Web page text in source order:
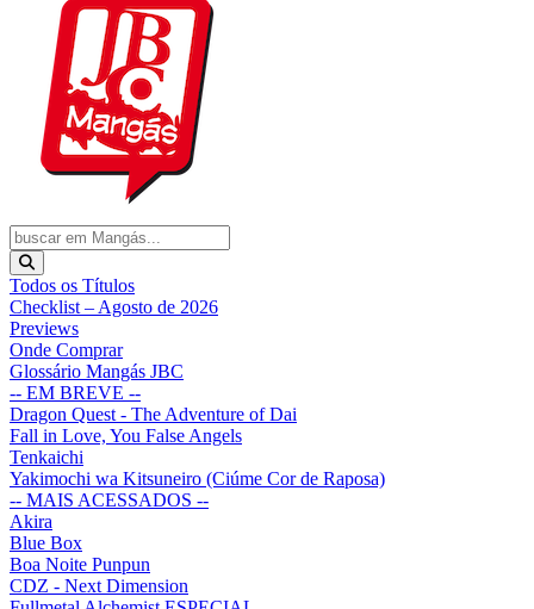
Todos os Títulos
Checklist – Agosto de 2026
Previews
Onde Comprar
Glossário Mangás JBC
-- EM BREVE --
Dragon Quest - The Adventure of Dai
Fall in Love, You False Angels
Tenkaichi
Yakimochi wa Kitsuneiro (Ciúme Cor de Raposa)
-- MAIS ACESSADOS --
Akira
Blue Box
Boa Noite Punpun
CDZ - Next Dimension